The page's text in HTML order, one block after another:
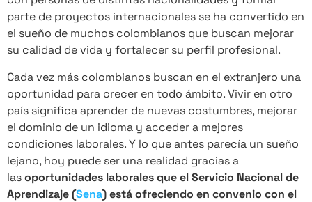
parte de proyectos internacionales se ha convertido en
el sueño de muchos colombianos que buscan mejorar
su calidad de vida y fortalecer su perfil profesional.
Cada vez más colombianos buscan en el extranjero una
oportunidad para crecer en todo ámbito. Vivir en otro
país significa aprender de nuevas costumbres, mejorar
el dominio de un idioma y acceder a mejores
condiciones laborales. Y lo que antes parecía un sueño
lejano, hoy puede ser una realidad gracias a
lasoportunidades laborales que el Servicio Nacional de
Aprendizaje (Sena) está ofreciendo en convenio con el